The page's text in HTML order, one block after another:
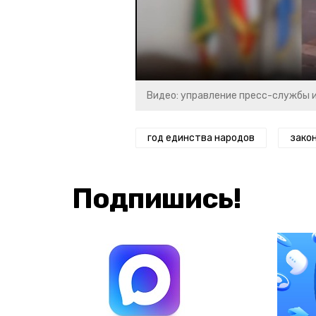
Видео: управление пресс-службы
год единства народов
Подпишись!